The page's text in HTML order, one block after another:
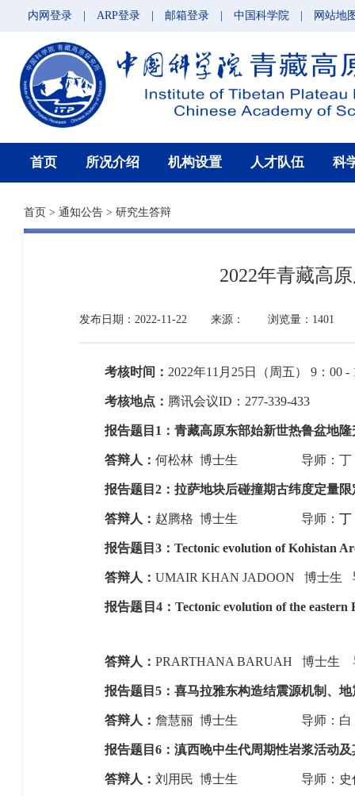
内网登录 ARP登录 邮箱登录 中国科学院 网站地
首页 所况介绍 机构设置 人才队伍 科
首页 > 通知公告 > 研究生答辩
2022年青藏高
发布日期：2022-11-22 来源： 浏览量：1401
考核时间： 2022年11 月 25日（周五） 9 ： 00 -
考核地点： 腾讯会议ID ： 277-339-433
报告题目 1 ：青藏高原东部始新世热鲁盆地
答辩人： 何松林 博士生 导师：丁
报告题目 2 ：拉萨地块后碰撞期古纬度定量
答辩人： 赵腾格 博士生 导师： 丁
报告题目 3 ： Tectonic evolution of Kohistan
答辩人： UMAIR KHAN JADOON 博士生
报告题目 4： Tectonic evolution of the
答辩人： PRARTHANA BARUAH 博士生
报告题目 5 ：喜马拉雅东构造结震源机制、
答辩人： 詹慧丽 博士生 导师：白
报告题目 6 ：滇西晚中生代周期性岩浆活动
答辩人： 刘用民 博士生 导师：史